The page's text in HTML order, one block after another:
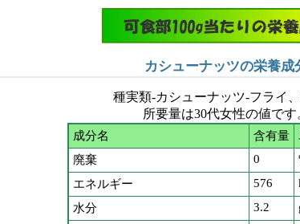
カシューナッツの栄養成
種実類-カシューナッツ-フライ
所要量は30代女性の値です
成分名 含有量
廃棄
0
エネルギー
576
水分
3.2